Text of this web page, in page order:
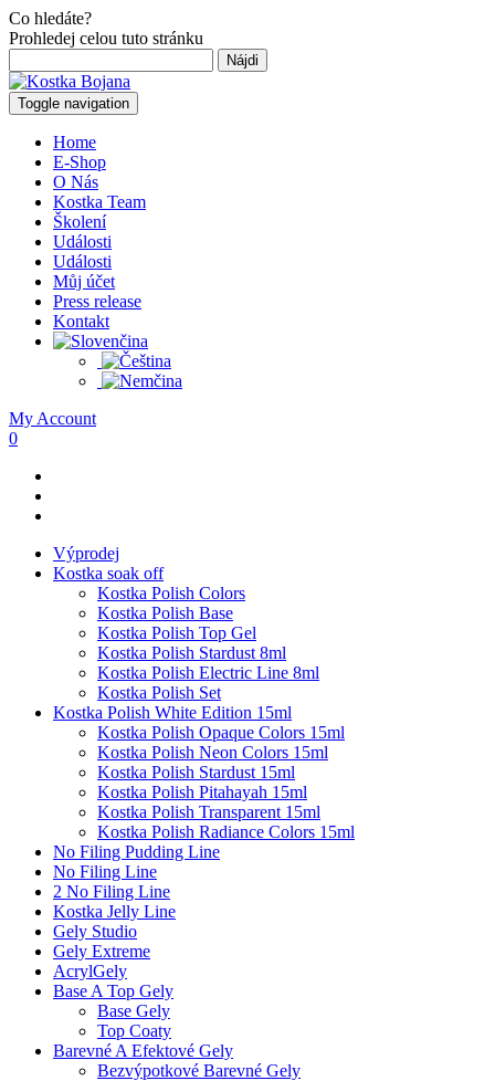
Co hledáte?
Prohledej celou tuto stránku
Toggle navigation
Home
E-Shop
O Nás
Kostka Team
Školení
Události
Události
Můj účet
Press release
Kontakt
My Account
0
Výprodej
Kostka soak off
Kostka Polish Colors
Kostka Polish Base
Kostka Polish Top Gel
Kostka Polish Stardust 8ml
Kostka Polish Electric Line 8ml
Kostka Polish Set
Kostka Polish White Edition 15ml
Kostka Polish Opaque Colors 15ml
Kostka Polish Neon Colors 15ml
Kostka Polish Stardust 15ml
Kostka Polish Pitahayah 15ml
Kostka Polish Transparent 15ml
Kostka Polish Radiance Colors 15ml
No Filing Pudding Line
No Filing Line
2 No Filing Line
Kostka Jelly Line
Gely Studio
Gely Extreme
AcrylGely
Base A Top Gely
Base Gely
Top Coaty
Barevné A Efektové Gely
Bezvýpotkové Barevné Gely